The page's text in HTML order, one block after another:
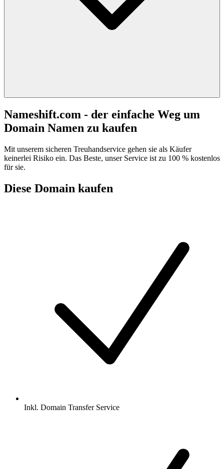
Nameshift.com - der einfache Weg um
Domain Namen zu kaufen
Mit unserem sicheren Treuhandservice gehen sie als Käufer
keinerlei Risiko ein. Das Beste, unser Service ist zu 100 % kostenlos
für sie.
Diese Domain kaufen
Inkl. Domain Transfer Service